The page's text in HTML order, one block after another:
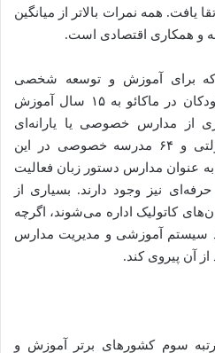
یافت. همه نمرات بالاتر از میانگین
و همکاری اقتصادی است.
که برای آموزش و توسعه شخصی
اولویت و ارزش قائل است. کودکان در ماکائو به ۱۵ سال آموزش
از مدارس خصوصی یا یارانه‌ای
هستند و حدود ۱۰ مدرسه دولتی و ۶۴ مدرسه خصوصی در این
عنوان مدارس دستور زبان فعالیت
نیز وجود دارند. بسیاری از
کاتولیک اداره می‌شوند، اگرچه
سیستم آموزشی و مدیریت مدارس
آن پیروی کند.
امتیاز کلی ۵۳۳ در رتبه سوم کشورهای برتر آموزش و